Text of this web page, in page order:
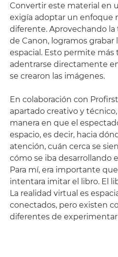
Convertir este material en
exigía adoptar un enfoque
diferente. Aprovechando
de Canon, logramos grabar
espacial. Esto permite más
adentrarse directamente
se crearon las imágenes.
En colaboración con
apartado creativo y
manera en que el
espacio, es decir, hacia
atención, cuán cerca se
cómo se iba desarrollando
Para mí, era importante
intentara imitar el libro. El
La realidad virtual es
conectados, pero existen
diferentes de